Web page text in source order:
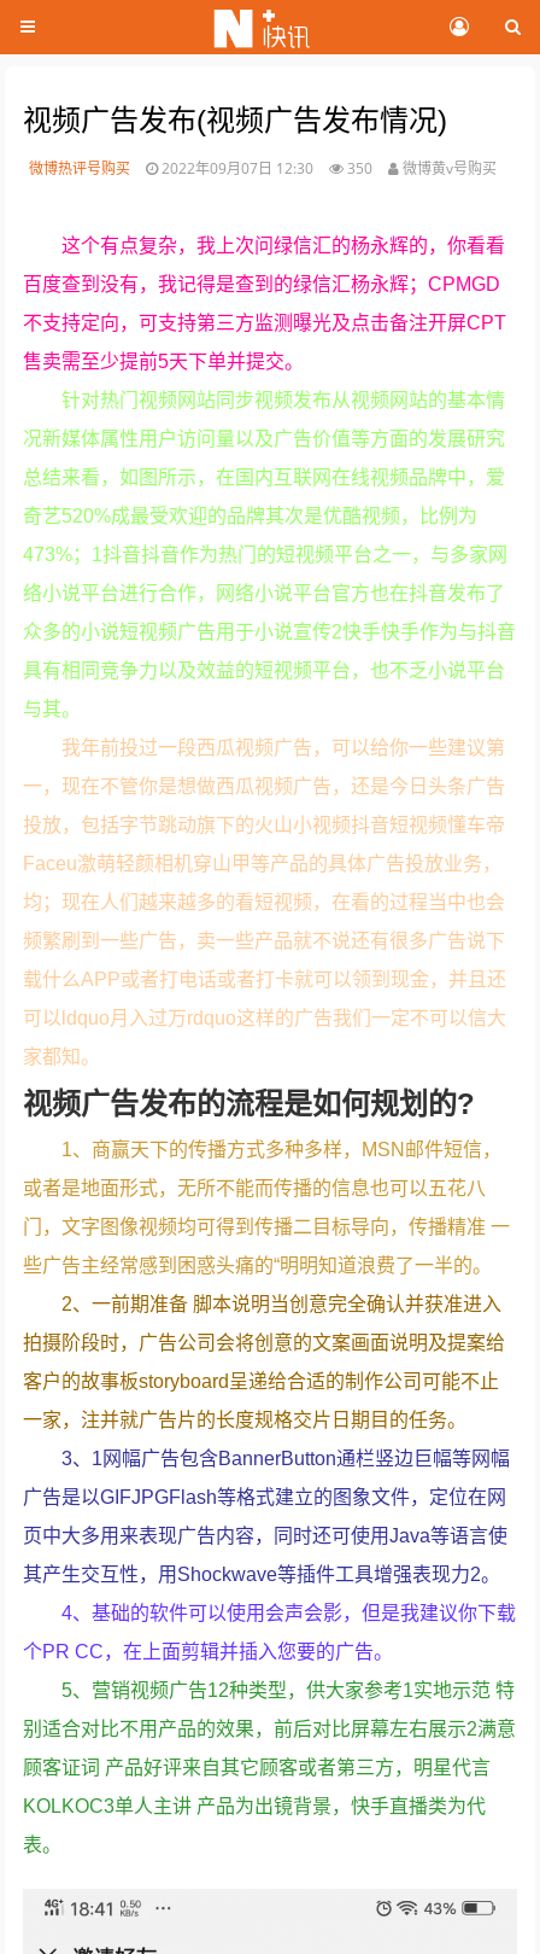
视频广告发布(视频广告发布情况)
微博热评号购买 2022年09月07日 12:30 350 微博黄v号购买
这个有点复杂，我上次问绿信汇的杨永辉的，你看看
百度查到没有，我记得是查到的绿信汇杨永辉；CPMGD
不支持定向，可支持第三方监测曝光及点击备注开屏CPT
售卖需至少提前5天下单并提交。
针对热门视频网站同步视频发布从视频网站的基本情
况新媒体属性用户访问量以及广告价值等方面的发展研究
总结来看，如图所示，在国内互联网在线视频品牌中，爱
奇艺520%成最受欢迎的品牌其次是优酷视频，比例为
473%；1抖音抖音作为热门的短视频平台之一，与多家网
络小说平台进行合作，网络小说平台官方也在抖音发布了
众多的小说短视频广告用于小说宣传2快手快手作为与抖音
具有相同竞争力以及效益的短视频平台，也不乏小说平台
与其。
我年前投过一段西瓜视频广告，可以给你一些建议第
一，现在不管你是想做西瓜视频广告，还是今日头条广告
投放，包括字节跳动旗下的火山小视频抖音短视频懂车帝
Faceu激萌轻颜相机穿山甲等产品的具体广告投放业务，
均；现在人们越来越多的看短视频，在看的过程当中也会
频繁刷到一些广告，卖一些产品就不说还有很多广告说下
载什么APP或者打电话或者打卡就可以领到现金，并且还
可以ldquo月入过万rdquo这样的广告我们一定不可以信大
家都知。
视频广告发布的流程是如何规划的?
1、商赢天下的传播方式多种多样，MSN邮件短信，
或者是地面形式，无所不能而传播的信息也可以五花八
门，文字图像视频均可得到传播二目标导向，传播精准 一
些广告主经常感到困惑头痛的“明明知道浪费了一半的。
2、一前期准备 脚本说明当创意完全确认并获准进入
拍摄阶段时，广告公司会将创意的文案画面说明及提案给
客户的故事板storyboard呈递给合适的制作公司可能不止
一家，注并就广告片的长度规格交片日期目的任务。
3、1网幅广告包含BannerButton通栏竖边巨幅等网幅
广告是以GIFJPGFlash等格式建立的图象文件，定位在网
页中大多用来表现广告内容，同时还可使用Java等语言使
其产生交互性，用Shockwave等插件工具增强表现力2。
4、基础的软件可以使用会声会影，但是我建议你下载
个PR CC，在上面剪辑并插入您要的广告。
5、营销视频广告12种类型，供大家参考1实地示范 特
别适合对比不用产品的效果，前后对比屏幕左右展示2满意
顾客证词 产品好评来自其它顾客或者第三方，明星代言
KOLKOC3单人主讲 产品为出镜背景，快手直播类为代
表。